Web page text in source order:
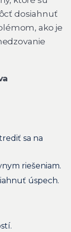
dosiahnuť
ako je
sa na
riešeniam.
úspech.